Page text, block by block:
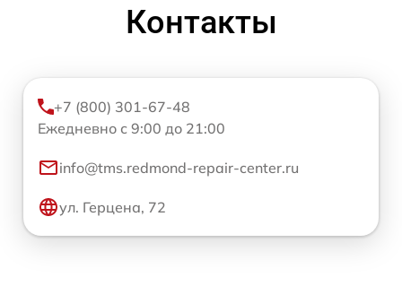
Контакты
+7 (800) 301-67-48
Ежедневно с 9:00 до 21:00
info@tms.redmond-repair-center.ru
ул. Герцена, 72